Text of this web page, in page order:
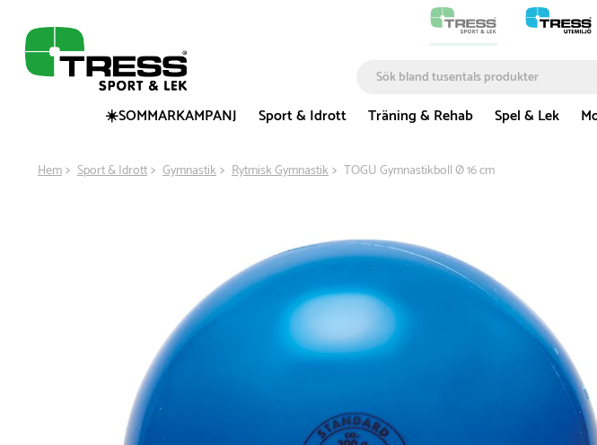
☀️SOMMARKAMPANJ
Sport & Idrott Träning & Rehab Spel & Lek
Hem Sport & Idrott Gymnastik Rytmisk Gymnastik TOGU Gymnastikboll Ø 16 cm